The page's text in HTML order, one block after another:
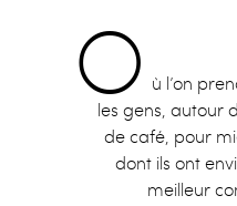
O
ù l’on prend
les gens, autour
de café, pour
dont ils ont
meilleur